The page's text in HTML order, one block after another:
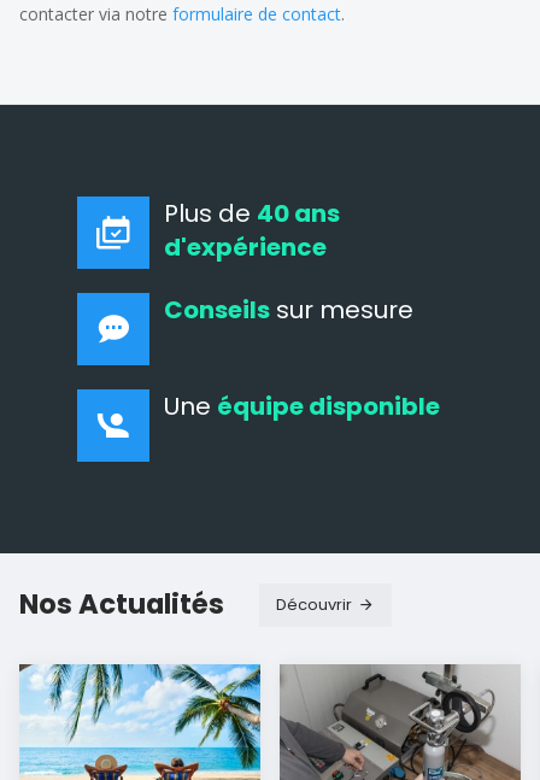
contacter via notre formulaire de contact.
Plus de 40 ans
d'expérience
Conseils sur mesure
Une équipe disponible
Nos Actualités Découvrir